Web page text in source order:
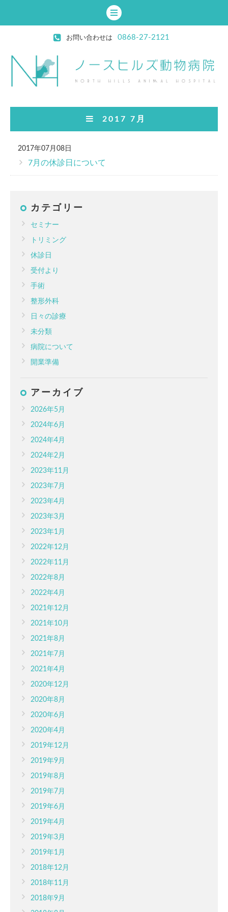
お問い合わせは 0868-27-2121
2017 7月
2017年07月08日
7月の休診日について
カテゴリー
セミナー
トリミング
休診日
受付より
手術
整形外科
日々の診療
未分類
病院について
開業準備
アーカイブ
2026年5月
2024年6月
2024年4月
2024年2月
2023年11月
2023年7月
2023年4月
2023年3月
2023年1月
2022年12月
2022年11月
2022年8月
2022年4月
2021年12月
2021年10月
2021年8月
2021年7月
2021年4月
2020年12月
2020年8月
2020年6月
2020年4月
2019年12月
2019年9月
2019年8月
2019年7月
2019年6月
2019年4月
2019年3月
2019年1月
2018年12月
2018年11月
2018年9月